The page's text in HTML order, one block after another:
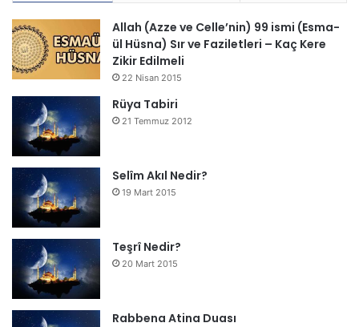
Allah (Azze ve Celle’nin) 99 ismi (Esma-
ül Hüsna) Sır ve Faziletleri – Kaç Kere
Zikir Edilmeli
22 Nisan 2015
Rüya Tabiri
21 Temmuz 2012
Selîm Akıl Nedir?
19 Mart 2015
Teşrî Nedir?
20 Mart 2015
Rabbena Atina Duası